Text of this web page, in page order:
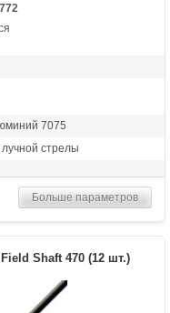
7075
стрелы
Больше параметров
Shaft 470 (12 шт.)